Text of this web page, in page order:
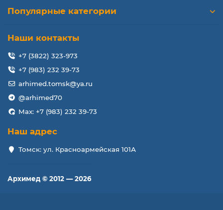
Популярные категории
Наши контакты
+7 (3822) 323-973
+7 (983) 232 39-73
arhimed.tomsk@ya.ru
@arhimed70
Max: +7 (983) 232 39-73
Наш адрес
Томск: ул. Красноармейская 101А
Архимед © 2012 — 2026